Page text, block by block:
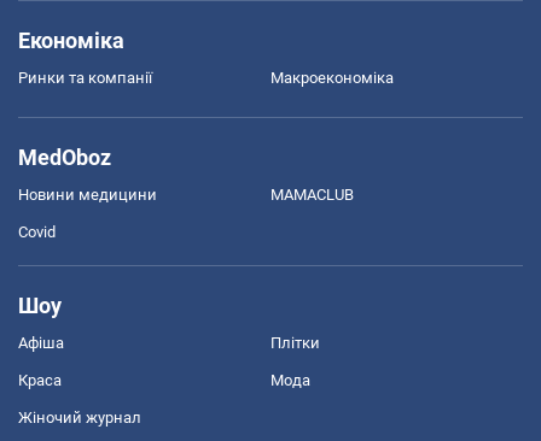
Економіка
Ринки та компанії Макроекономіка
MedOboz
Новини медицини MAMACLUB
Covid
Шоу
Афіша Плітки
Краса Мода
Жіночий журнал